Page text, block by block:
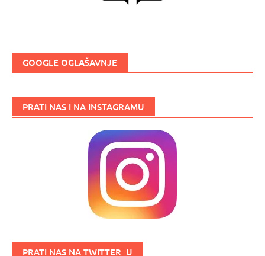
GOOGLE OGLAŠAVNJE
PRATI NAS I NA INSTAGRAMU
PRATI NAS NA TWITTER_U